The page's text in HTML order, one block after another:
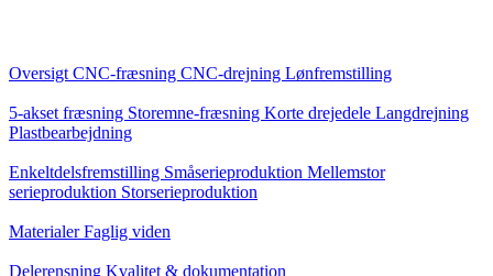
Oversigt CNC-fræsning CNC-drejning Lønfremstilling
5-akset fræsning Storemne-fræsning Korte drejedele Langdrejning
Plastbearbejdning
Enkeltdelsfremstilling Småserieproduktion Mellemstor
serieproduktion Storserieproduktion
MaterialerFaglig viden
Delerensning Kvalitet & dokumentation